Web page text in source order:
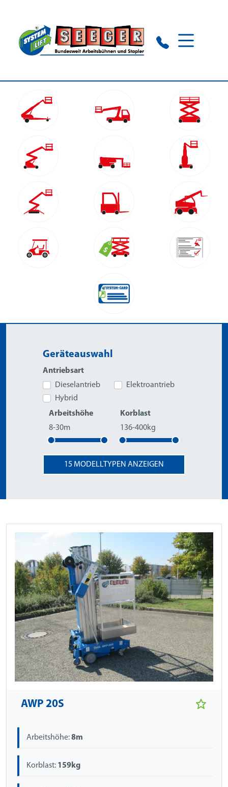
Nagold:+49 (0) 74 52 - 837 112
Geräteauswahl
Antriebsart
Dieselantrieb
Elektroantrieb
Hybrid
Arbeitshöhe
8-30m
Korblast
136-400kg
15 MODELLTYPEN ANZEIGEN
AWP 20S
Arbeitshöhe:8m
Korblast: 159kg